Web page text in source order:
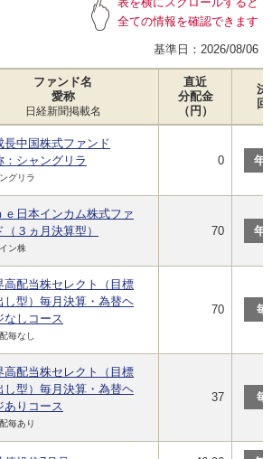
全ての情報を確認できます
基準日： 2026/08/06
ファンド名
愛称
日経新聞掲載名
直近
分配金
（円）
決
回
長中国株式ファンド
：シャングリラ
グリラ
0 年
ｅ日本インカム株式ファ
（３ヵ月決算型）
ン株
70 年
高配当株セレクト（目標
し型）毎月決算・為替ヘ
なしコース
毎なし
70 毎
高配当株セレクト（目標
し型）毎月決算・為替ヘ
ありコース
毎あり
37 毎